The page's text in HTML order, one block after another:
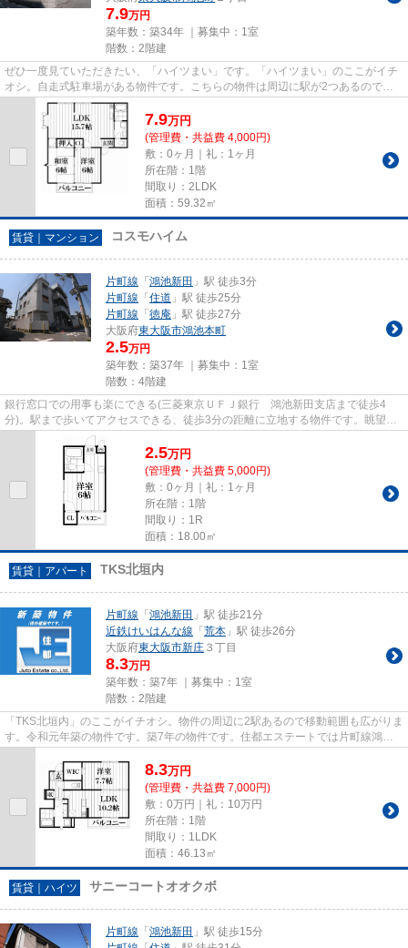
7.9万円
築年数：築34年 ｜募集中： 1室
階数：2階建
ぜひ一度見ていただきたい、「ハイツまい」です。「ハイツまい」のここがイチ
オシ。自走式駐車場がある物件です。こちらの物件は周辺に駅が2つあるので電
車へのアクセスが便利な物件で...
7.9万円
(管理費・共益費 4,000円)
敷：0ヶ月｜礼：1ヶ月
所在階：1階
間取り：2LDK
面積：59.32㎡
賃貸｜マンション コスモハイム
片町線 「 鴻池新田 」駅 徒歩3分
片町線 「 住道 」駅 徒歩25分
片町線 「 徳庵 」駅 徒歩27分
大阪府東大阪市鴻池本町
2.5万円
築年数：築37年 ｜募集中： 1室
階数：4階建
銀行窓口での用事も楽にできる(三菱東京ＵＦＪ銀行 鴻池新田支店まで徒歩4
分)。駅まで歩いてアクセスできる、徒歩3分の距離に立地する物件です。眺望良
好なエリアの物件で魅力的です...
2.5万円
(管理費・共益費 5,000円)
敷：0ヶ月｜礼：1ヶ月
所在階：1階
間取り：1R
面積：18.00㎡
賃貸｜アパート TKS北垣内
片町線 「 鴻池新田 」駅 徒歩21分
近鉄けいはんな線 「 荒本 」駅 徒歩26分
大阪府東大阪市新庄 ３丁目
8.3万円
築年数：築7年 ｜募集中： 1室
階数：2階建
「TKS北垣内」のここがイチオシ。物件の周辺に2駅あるので移動範囲も広がりま
す。令和元年築の物件です。築7年の物件です。住都エステートでは片町線鴻池
8.3万円
(管理費・共益費 7,000円)
敷：0万円｜礼：10万円
所在階：1階
間取り：1LDK
面積：46.13㎡
賃貸｜ハイツ サニーコートオオクボ
片町線 「 鴻池新田 」駅 徒歩15分